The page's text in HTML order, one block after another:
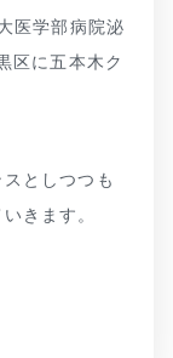
医学部病院泌
区に五本木ク
としつつも
きます。